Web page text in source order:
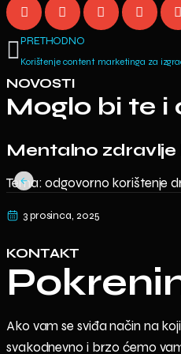
PRETHODNO
Korištenje content marketinga za
NOVOSTI
Moglo bi te i
Mentalno
Tema: odgovorno korištenje
3 prosinca, 2025
KONTAKT
Ako vam se sviđa način na
svakodnevno i brzo ćemo